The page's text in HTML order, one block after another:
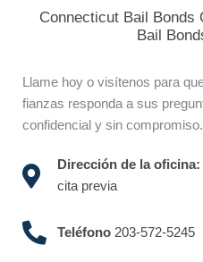
Connecticut Bail Bonds
Bail
Llame hoy o visítenos para
fianzas responda a sus
confidencial y sin compromiso.
Dirección de la oficina:
cita previa
Teléfono203-572-5245